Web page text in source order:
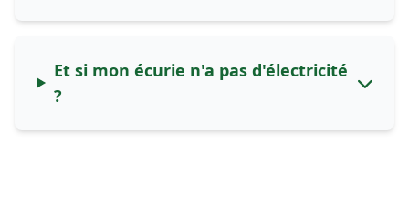
Et si mon écurie n'a pas d'électricité
?